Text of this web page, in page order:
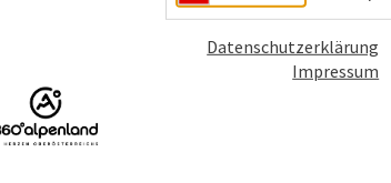
Datenschutzerklärung
Impressum